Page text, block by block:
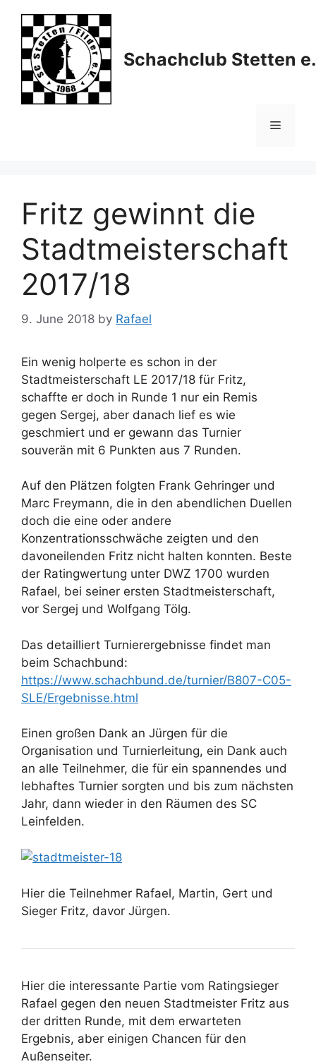
content
Schachclub Stetten
Menu
Fritz gewinnt die
Stadtmeisterschaft
2017/18
9. June 2018 by Rafael
Ein wenig holperte es schon in der
Stadtmeisterschaft LE 2017/18 für Fritz,
schaffte er doch in Runde 1 nur ein Remis
gegen Sergej, aber danach lief es wie
geschmiert und er gewann das Turnier
souverän mit 6 Punkten aus 7 Runden.
Auf den Plätzen folgten Frank Gehringer und
Marc Freymann, die in den abendlichen Duellen
doch die eine oder andere
Konzentrationsschwäche zeigten und den
davoneilenden Fritz nicht halten konnten. Beste
der Ratingwertung unter DWZ 1700 wurden
Rafael, bei seiner ersten Stadtmeisterschaft,
vor Sergej und Wolfgang Tölg.
Das detailliert Turnierergebnisse findet man
beim Schachbund:
https://www.schachbund.de/turnier/B807-C05-
SLE/Ergebnisse.html
Einen großen Dank an Jürgen für die
Organisation und Turnierleitung, ein Dank auch
an alle Teilnehmer, die für ein spannendes und
lebhaftes Turnier sorgten und bis zum nächsten
Jahr, dann wieder in den Räumen des SC
Leinfelden.
Hier die Teilnehmer Rafael, Martin, Gert und
Sieger Fritz, davor Jürgen.
Hier die interessante Partie vom Ratingsieger
Rafael gegen den neuen Stadtmeister Fritz aus
der dritten Runde, mit dem erwarteten
Ergebnis, aber einigen Chancen für den
Außenseiter.